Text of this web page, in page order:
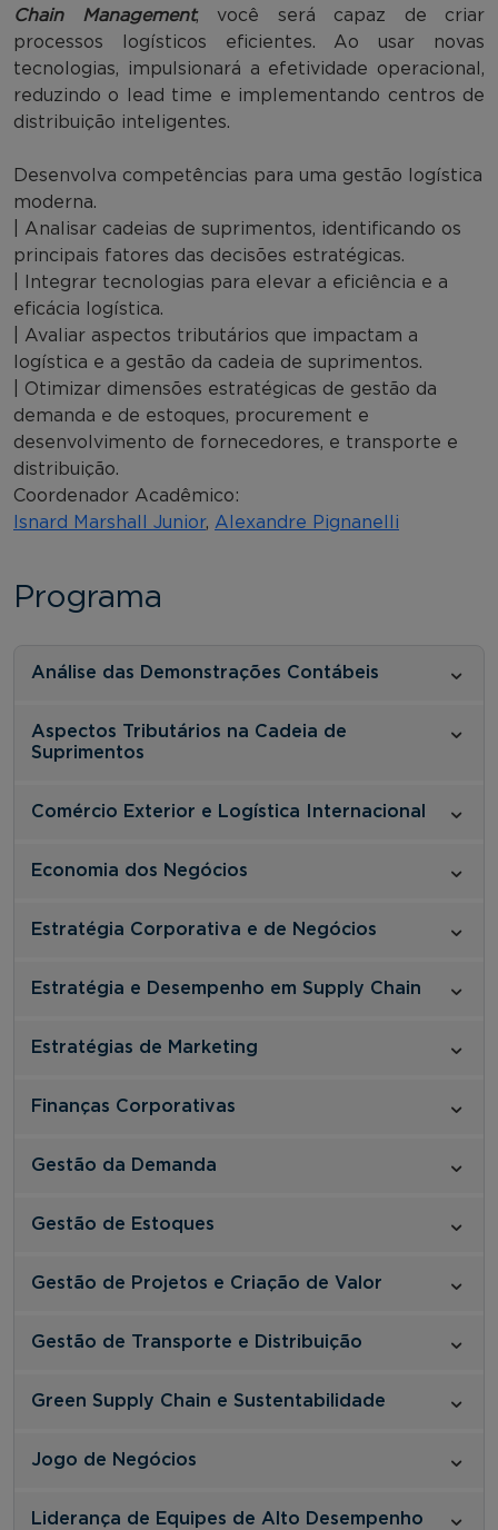
Chain Management, você será capaz de criar
processos logísticos eficientes. Ao usar novas
tecnologias, impulsionará a efetividade operacional,
reduzindo o lead time e implementando centros de
distribuição inteligentes.
Desenvolva competências para uma gestão logística
moderna.
| Analisar cadeias de suprimentos, identificando os
principais fatores das decisões estratégicas.
| Integrar tecnologias para elevar a eficiência e a
eficácia logística.
| Avaliar aspectos tributários que impactam a
logística e a gestão da cadeia de suprimentos.
| Otimizar dimensões estratégicas de gestão da
demanda e de estoques, procurement e
desenvolvimento de fornecedores, e transporte e
distribuição.
Coordenador Acadêmico:
Isnard Marshall Junior, Alexandre Pignanelli
Programa
Análise das Demonstrações Contábeis
Aspectos Tributários na Cadeia de
Suprimentos
Comércio Exterior e Logística Internacional
Economia dos Negócios
Estratégia Corporativa e de Negócios
Estratégia e Desempenho em Supply Chain
Estratégias de Marketing
Finanças Corporativas
Gestão da Demanda
Gestão de Estoques
Gestão de Projetos e Criação de Valor
Gestão de Transporte e Distribuição
Green Supply Chain e Sustentabilidade
Jogo de Negócios
Liderança de Equipes de Alto Desempenho